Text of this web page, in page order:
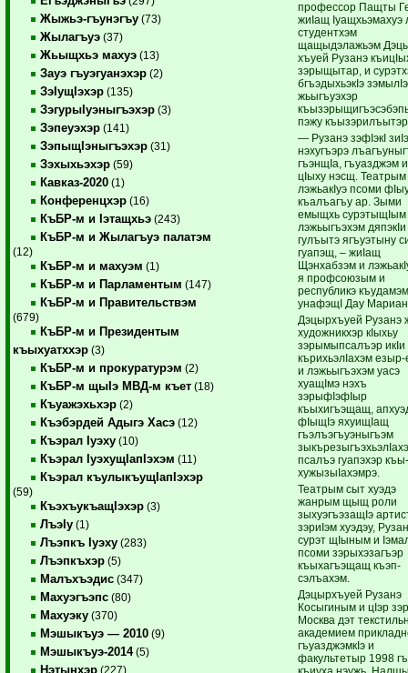
Жыжьэ-гъунэгъу (73)
Жылагъуэ (37)
Жьыщхьэ махуэ (13)
Зауэ гъуэгуанэхэр (2)
ЗэIущIэхэр (135)
ЗэгурыIуэныгъэхэр (3)
Зэпеуэхэр (141)
ЗэпыщIэныгъэхэр (31)
Зэхыхьэхэр (59)
Кавказ-2020 (1)
Конференцхэр (16)
КъБР-м и Iэтащхьэ (243)
КъБР-м и Жылагъуэ палатэм
(12)
КъБР-м и махуэм (1)
КъБР-м и Парламентым (147)
КъБР-м и Правительствэм
(679)
КъБР-м и Президентым
къыхуатххэр (3)
КъБР-м и прокуратурэм (2)
КъБР-м щыIэ МВД-м къет (18)
Къуажэхьхэр (2)
Къэбэрдей Адыгэ Хасэ (12)
Къэрал Iуэху (10)
Къэрал IуэхущIапIэхэм (11)
Къэрал къулыкъущIапIэхэр
(59)
КъэхъукъащIэхэр (3)
ЛъэIу (1)
Лъэпкъ Iуэху (283)
Лъэпкъхэр (5)
Малъхъэдис (347)
Махуэгъэпс (80)
Махуэку (370)
Мэшыкъуэ — 2010 (9)
Мэшыкъуэ-2014(5)
Нэтынхэр (227)
профессор Пащты
жиIащ Iуащхьэмахуэ
студентхэм
щащыдэлажьэм
хъуей Рузанэ
зэ­рыщытар, и
бгъэ­дыхьэкIэ
жьыгъуэ­хэр
пэжу
— Рузанэ зэфIэкI
нэхугъэрэ
гъэн­щIа, гъуазджэм и
цIыху нэсщ. Театрым
лэжьакIуэ псоми
къалъагъу ар. Зыми
емыщхь сурэтыщIым
лэжьыгъэхэм дяпэкIи
гулъытэ ягъуэтыну
гуапэщ, – жиIащ
Щэнхабзэм и
я профсою­зым и
республикэ
унафэщI Дау
Дэцырхъуей Рузанэ
художникхэр кIыхьу
зэрымыпсалъэр икIи
кърихьэлIахэм
и лэжьыгъэхэм уасэ
хуащIмэ нэхъ
зэрыфIэфIыр
къыхигъэщащ,
фIыщIэ яхуищIащ
гъэлъэгъуэныгъэм
псалъэ гуапэхэр
хужызыIахэмрэ.
Театрым сыт хуэдэ
жанрым щыщ роли
зыхуэгъэзащIэ
зэриIэм хуэдэу,
сурэт щIы­ным и
псоми зэрыхэзагъэр
къыхагъэщащ къэп­
сэлъахэм.
Дэцырхъуей Рузанэ
Косыгиным и цIэр
Москва дэт
академием
гъуазджэмкIэ и
факультетыр 1998